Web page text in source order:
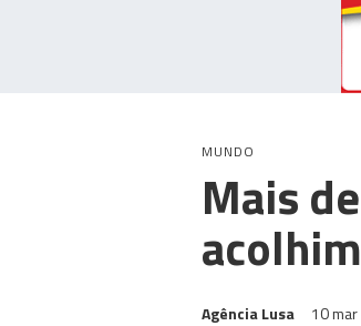
MUNDO
Mais
Agência Lusa 10